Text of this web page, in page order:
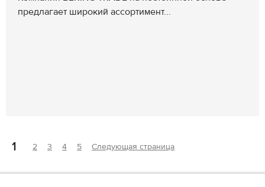
предлагает широкий ассортимент...
1 2 3 4 5 Следующая страница